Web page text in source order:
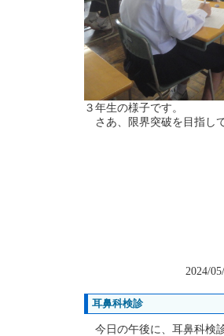
３年生の様子です。
さあ、限界突破を目指し
2024/
耳鼻科検診
今日の午後に、耳鼻科検